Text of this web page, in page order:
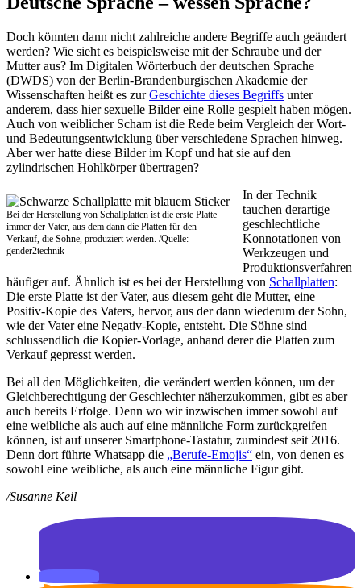
Doch könnten dann nicht zahlreiche andere Begriffe auch geändert
werden? Wie sieht es beispielsweise mit der Schraube und der
Mutter aus? Im Digitalen Wörterbuch der deutschen Sprache
(DWDS) von der Berlin-Brandenburgischen Akademie der
Wissenschaften heißt es zurGeschichte dieses Begriffs unter
anderem, dass hier sexuelle Bilder eine Rolle gespielt haben mögen.
Auch von weiblicher Scham ist die Rede beim Vergleich der Wort-
und Bedeutungsentwicklung über verschiedene Sprachen hinweg.
Aber wer hatte diese Bilder im Kopf und hat sie auf den
zylindrischen Hohlkörper übertragen?
Bei der Herstellung von Schallplatten ist die erste Platte
immer der Vater, aus dem dann die Platten für den
Verkauf, die Söhne, produziert werden. /Quelle:
gender2technik
In der Technik
tauchen derartige
geschlechtliche
Konnotationen von
Werkzeugen und
Produktionsverfahren
häufiger auf. Ähnlich ist es bei der Herstellung von Schallplatten:
Die erste Platte ist der Vater, aus diesem geht die Mutter, eine
Positiv-Kopie des Vaters, hervor, aus der dann wiederum der Sohn,
wie der Vater eine Negativ-Kopie, entsteht. Die Söhne sind
schlussendlich die Kopier-Vorlage, anhand derer die Platten zum
Verkauf gepresst werden.
Bei all den Möglichkeiten, die verändert werden können, um der
Gleichberechtigung der Geschlechter näherzukommen, gibt es aber
auch bereits Erfolge. Denn wo wir inzwischen immer sowohl auf
eine weibliche als auch auf eine männliche Form zurückgreifen
können, ist auf unserer Smartphone-Tastatur, zumindest seit 2016.
Denn dort führte Whatsapp die „Berufe-Emojis“ ein, von denen es
sowohl eine weibliche, als auch eine männliche Figur gibt.
/Susanne Keil